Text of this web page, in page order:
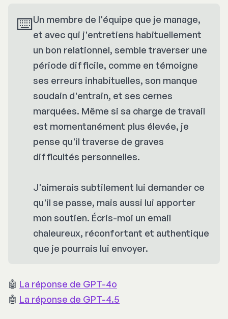
⌨️Un membre de l'équipe que je manage,
et avec qui j'entretiens habituellement
un bon relationnel, semble traverser une
période difficile, comme en témoigne
ses erreurs inhabituelles, son manque
soudain d'entrain, et ses cernes
marquées. Même si sa charge de travail
est momentanément plus élevée, je
pense qu'il traverse de graves
difficultés personnelles.
J'aimerais subtilement lui demander ce
qu'il se passe, mais aussi lui apporter
mon soutien. Écris-moi un email
chaleureux, réconfortant et authentique
que je pourrais lui envoyer.
🤖 La réponse de GPT-4o
🤖 La réponse de GPT-4.5